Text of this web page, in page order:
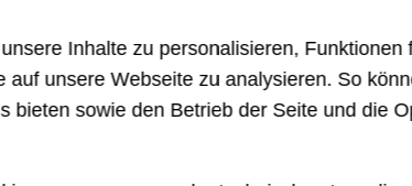
Sevilla
Inhalte zu personalisieren, Funktionen
auf unsere Webseite zu analysieren. So
bieten sowie den Betrieb der Seite und die